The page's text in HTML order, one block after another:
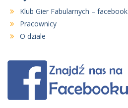
Klub Gier Fabularnych – facebook
Pracownicy
O dziale